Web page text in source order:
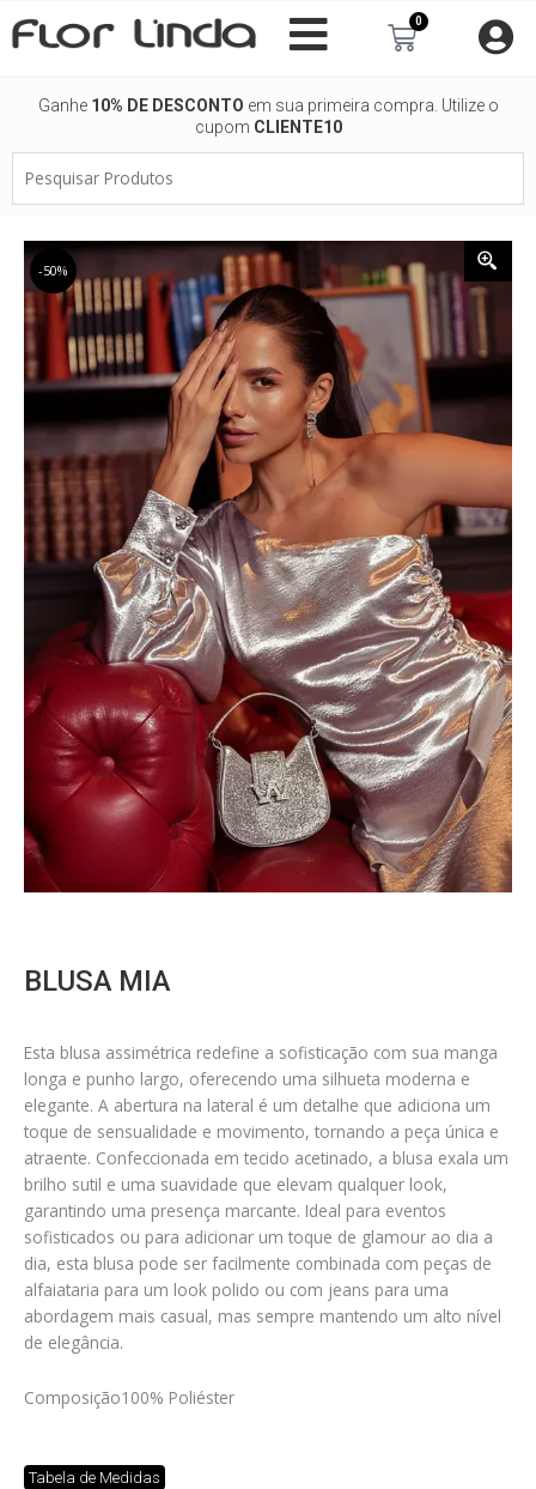
para
0
Carrinho
Ganhe 10% DE DESCONTO em sua primeira compra. Utilize o
cupom CLIENTE10
Produtos
-50%
BLUSA MIA
Esta blusa assimétrica redefine a sofisticação com sua manga
longa e punho largo, oferecendo uma silhueta moderna e
elegante. A abertura na lateral é um detalhe que adiciona um
toque de sensualidade e movimento, tornando a peça única e
atraente. Confeccionada em tecido acetinado, a blusa exala um
brilho sutil e uma suavidade que elevam qualquer look,
garantindo uma presença marcante. Ideal para eventos
sofisticados ou para adicionar um toque de glamour ao dia a
dia, esta blusa pode ser facilmente combinada com peças de
alfaiataria para um look polido ou com jeans para uma
abordagem mais casual, mas sempre mantendo um alto nível
de elegância.
Composição100% Poliéster
Tabela de Medidas